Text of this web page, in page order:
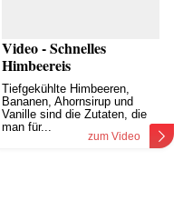
Video - Schnelles
Himbeereis
Tiefgekühlte Himbeeren,
Bananen, Ahornsirup und
Vanille sind die Zutaten, die
man für...
zum Video